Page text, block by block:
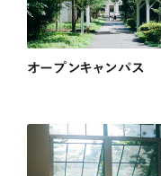
オープンキャンパス